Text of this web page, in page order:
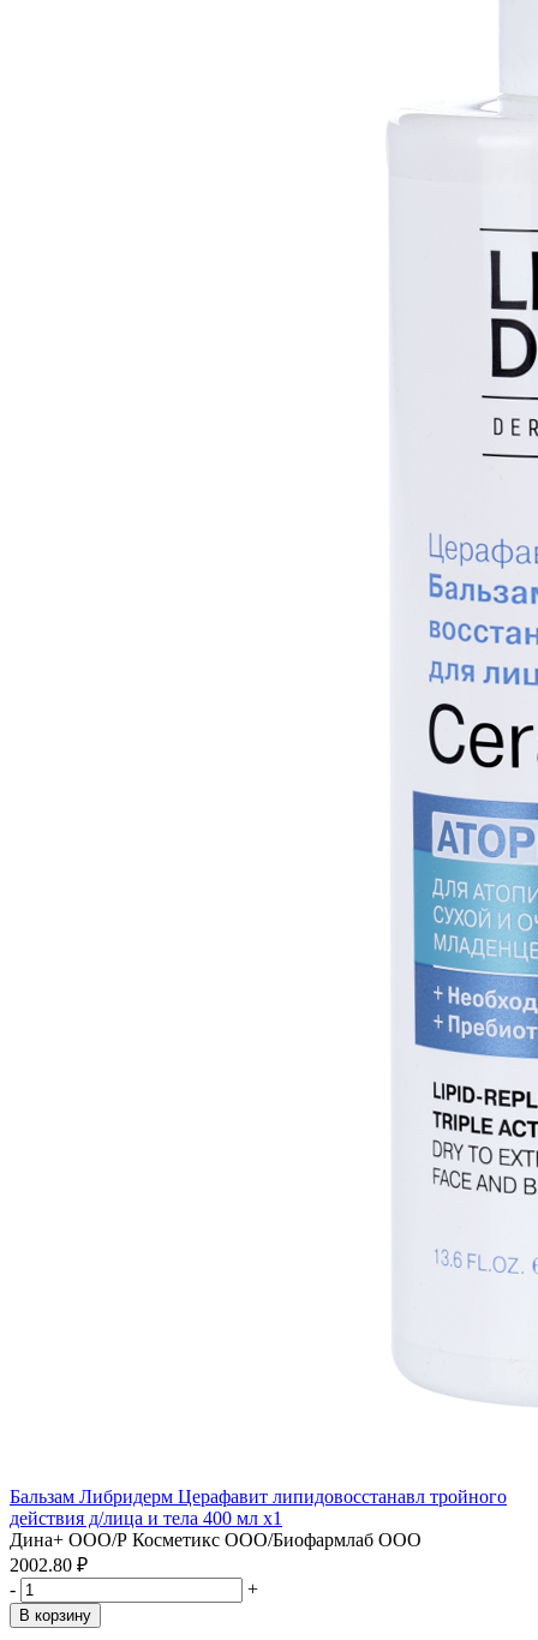
Бальзам Либридерм Церафавит липидовосстанавл тройного
действия д/лица и тела 400 мл x1
Дина+ ООО/Р Косметикс ООО/Биофармлаб ООО
2002.80 ₽
-
+
В корзину